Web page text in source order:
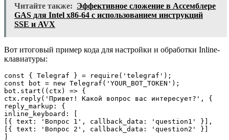
Читайте также: Эффективное сложение в Ассемблере
GAS для Intel x86-64 с использованием инструкций
SSE и AVX
Вот итоговый пример кода для настройки и обработки Inline-
клавиатуры:
const { Telegraf } = require('telegraf');
const bot = new Telegraf('YOUR_BOT_TOKEN');
bot.start((ctx) => {
ctx.reply('Привет! Какой вопрос вас интересует?', {
reply_markup: {
inline_keyboard: [
[{ text: 'Вопрос 1', callback_data: 'question1' }],
[{ text: 'Вопрос 2', callback_data: 'question2' }]